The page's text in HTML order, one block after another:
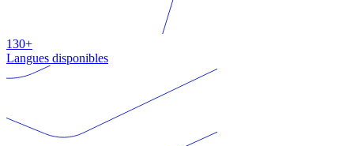
130+
Langues disponibles